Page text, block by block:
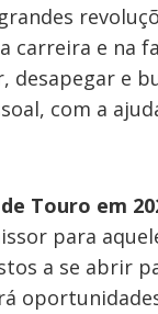
carreira e na
desapegar e
com a
Touro em
para
a se abrir